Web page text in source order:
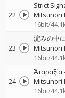
22
Strict
Mitsunori
16bit/
23
淀みの中
Mitsunori
16bit/
24
Ἀταραξία
Mitsunori
16bit/